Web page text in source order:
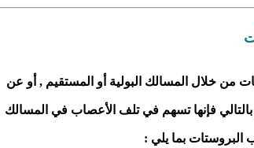
من خلال المسالك البولية أو المستقيم , أو عن
فإنها تسهم في تلف الأعصاب في المسالك
البروستات بما يلي :